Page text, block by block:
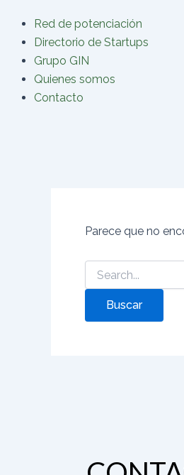
Red de potenciación
Directorio de Startups
Grupo GIN
Quienes somos
Contacto
Parece que no